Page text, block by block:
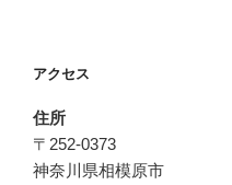
アクセス
住所
〒252-0373
神奈川県相模原市